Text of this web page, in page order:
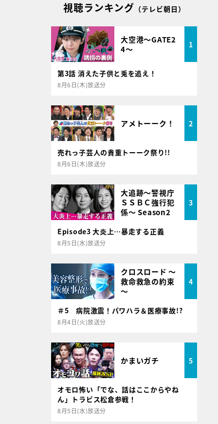
視聴ランキング （テレビ朝日）
大空港～GATE2
4～
1
第3話 消えた子供と兎を追え！
8月6日(木)放送分
アメトーーク！ 2
売れっ子芸人の貴重トーーク祭り!!
8月6日(木)放送分
大追跡～警視庁
ＳＳＢＣ強行犯
係～ Season2
3
Episode3 大炎上…暴走する正義
8月5日(水)放送分
クロスロード ～
救命救急の約束
～
4
＃5 病院激震！パワハラ＆医療事故!?
8月4日(火)放送分
かまいガチ 5
オモロ怖い「でな、話はここからやね
ん」トラビス松倉参戦！
8月5日(水)放送分